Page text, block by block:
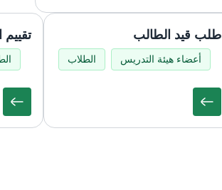
طلب قيد الطالب
أعضاء هيئة التدريس الطلاب